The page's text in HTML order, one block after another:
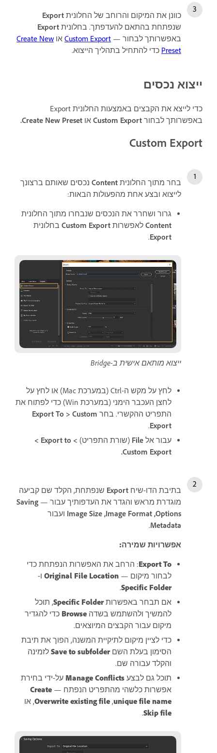
כוונן את המיקום והרוחב של החלונית Export
שנפתחת בהתאם להעדפתך. בחלונית Export
באפשרותך לבחור — Custom Export או Create New
Preset כדי להתחיל בתהליך הייצוא.
ייצוא נכסים
כדי לייצא את הקבצים באמצעות החלונית Export
באפשרותך לבחור Custom Export או Create New Preset.
Custom Export
בחר מתוך החלונית Content נכסים שאותם ברצונך
לייצוא ובצע אחת מהפעולות הבאות:
גרור ושחרר את הנכסים שנבחרו מתוך החלונית
Content לאפשרות Custom Export בחלונית
Export
.
ייצוא מותאם אישית ב-Bridge
לחץ על מקש ה-Ctrl (במערכת Mac) או לחץ על
לחצן העכבר הימני (במערכת Win) כדי לפתוח את
התפריט ההקשרי. בחר Export To > Custom
Export
.
עבור אל File (שורת התפריט)
> Export to ‏>
Custom Export.
בתיבת הדו-שיח Export שנפתחת, הקלד שם קביעה
מוגדרת מראש והגדר את העדפותיך עבור — Saving
Options‏, Image Format,‏ Image Size
ועבור
Metadata
.
אפשרויות שמירה:
Export To: הרחב את האפשרות הנפתחת כדי
לבחור מיקום — Original File Location ו-
Specific Folder
.
אם תבחר באפשרותSpecific Folder, תוכל
להמשיך ולהשתמש בשדה Browse כדי להגדיר
מיקום עבור הקבצים המיוצאים.
כדי לציין מיקום לתיקיית המשנה, הפוך את תיבת
הסימון בעלת השםSave to subfolder לזמינה
והקלד עבורה שם.
תוכל גם לבצע Manage Conflicts על-ידי בחירת
אפשרות כלשהי מהתפריט הנפתח — Create
unique file name
‏,
Overwrite existing file, או
Skip file
.